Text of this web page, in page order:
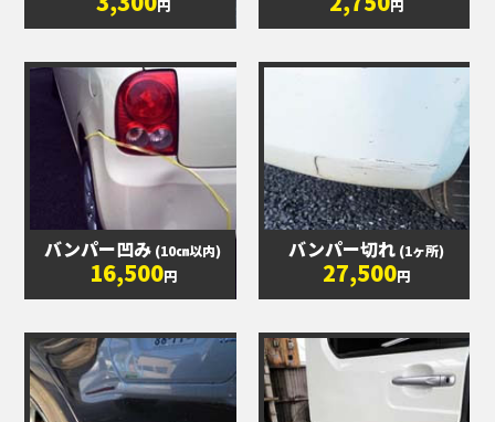
円 円
バンパー凹み (10㎝以内)
16,500円
バンパー切れ (1ヶ所)
27,500円